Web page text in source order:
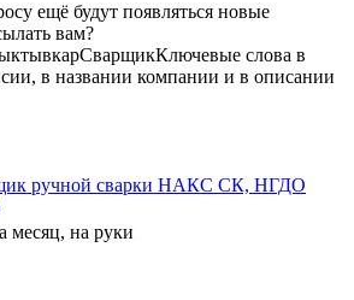
ещё будут появляться новые
вам?
СварщикКлючевые слова в
в названии компании и в описании
ручной сварки НАКС СК, НГДО
месяц, на руки